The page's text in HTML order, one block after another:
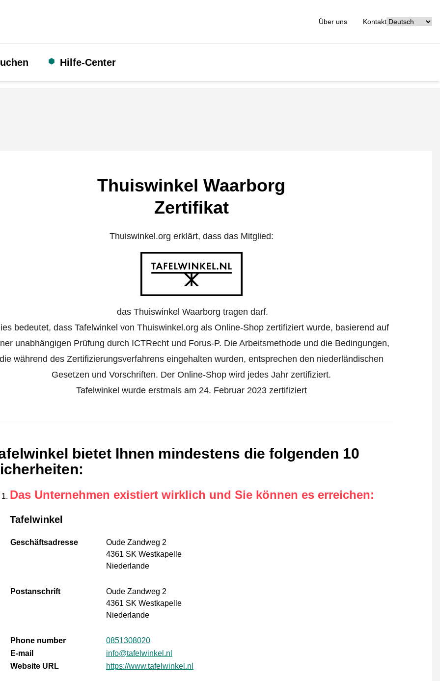
Über uns Kontakt
Hilfe-Center
Thuiswinkel Waarborg
Zertifikat
Thuiswinkel.org erklärt, dass das Mitglied:
das Thuiswinkel Waarborg tragen darf.
bedeutet, dass Tafelwinkel von Thuiswinkel.org als Online-Shop zertifiziert wurde, basierend auf
unabhängigen Prüfung durch ICTRecht und Forus-P. Die Arbeitsmethode und die Bedingungen,
während des Zertifizierungsverfahrens eingehalten wurden, entsprechen den niederländischen
Gesetzen und Vorschriften. Der Online-Shop wird jedes Jahr zertifiziert.
Tafelwinkel wurde erstmals am 24. Februar 2023 zertifiziert
bietet Ihnen mindestens die folgenden 10
:
Das Unternehmen existiert wirklich und Sie können es erreichen:
Tafelwinkel
Geschäftsadresse
Oude Zandweg 2
4361 SK Westkapelle
Niederlande
Postanschrift
Oude Zandweg 2
4361 SK Westkapelle
Niederlande
Phone number
0851308020
E-mail
info@tafelwinkel.nl
Website URL
https://www.tafelwinkel.nl